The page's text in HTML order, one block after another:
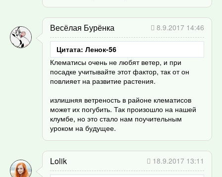
Весёлая Бурёнка 8.9.2017 14:46
Цитата: Ленок-56
Клематисы очень не любят ветер, и при
посадке учитывайте этот фактор, так от он
повлияет на развитие растения.
излишняя ветреность в районе клематисов
может их погубить. Так произошло на нашей
клумбе, но это стало нам поучительным
уроком на будущее.
Lolik 18.9.2017 13:11